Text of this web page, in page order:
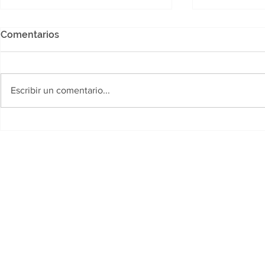
Comentarios
Escribir un comentario...